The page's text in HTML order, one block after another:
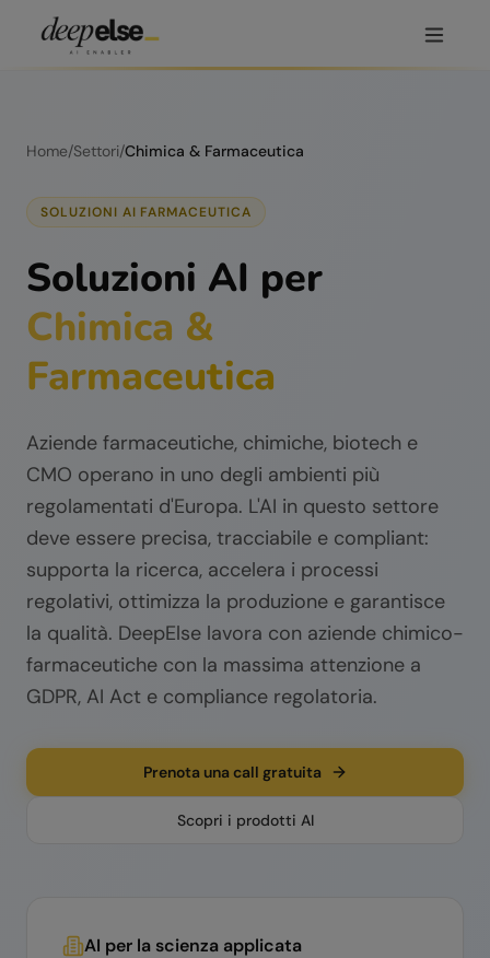
Home/Settori/Chimica & Farmaceutica
SOLUZIONI AI FARMACEUTICA
Soluzioni AI per
Chimica &
Farmaceutica
Aziende farmaceutiche, chimiche, biotech e
CMO operano in uno degli ambienti più
regolamentati d'Europa. L'AI in questo settore
deve essere precisa, tracciabile e compliant:
supporta la ricerca, accelera i processi
regolativi, ottimizza la produzione e garantisce
la qualità. DeepElse lavora con aziende chimico-
farmaceutiche con la massima attenzione a
GDPR, AI Act e compliance regolatoria.
Prenota una call gratuita
Scopri i prodotti AI
AI per la scienza applicata